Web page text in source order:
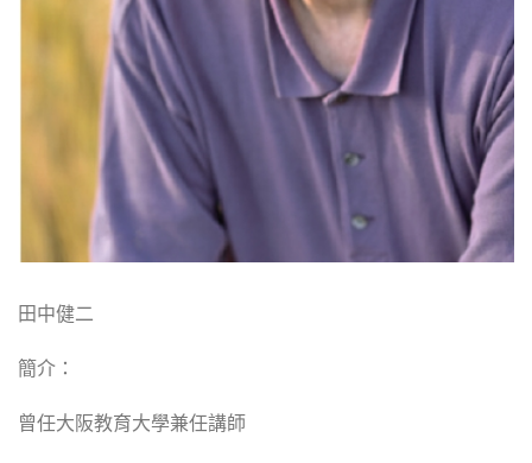
田中健二
簡介：
曾任大阪教育大學兼任講師